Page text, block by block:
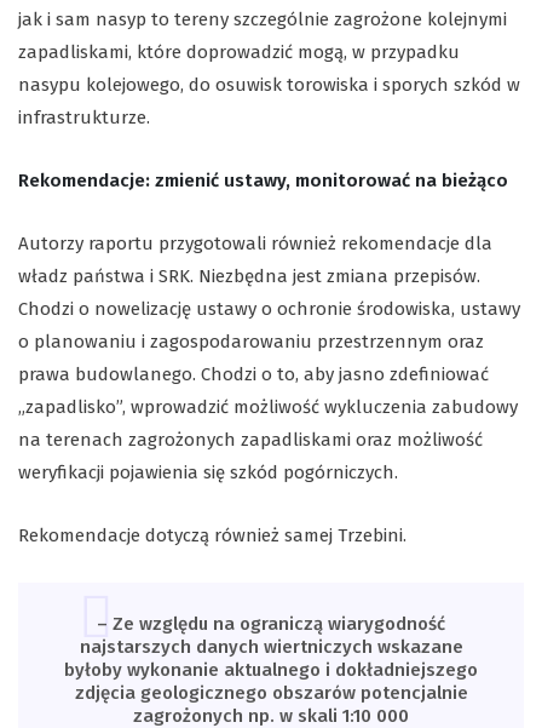
jak i sam nasyp to tereny szczególnie zagrożone kolejnymi
zapadliskami, które doprowadzić mogą, w przypadku
nasypu kolejowego, do osuwisk torowiska i sporych szkód w
infrastrukturze.
Rekomendacje: zmienić ustawy, monitorować na bieżąco
Autorzy raportu przygotowali również rekomendacje dla
władz państwa i SRK. Niezbędna jest zmiana przepisów.
Chodzi o nowelizację ustawy o ochronie środowiska, ustawy
o planowaniu i zagospodarowaniu przestrzennym oraz
prawa budowlanego. Chodzi o to, aby jasno zdefiniować
„zapadlisko”, wprowadzić możliwość wykluczenia zabudowy
na terenach zagrożonych zapadliskami oraz możliwość
weryfikacji pojawienia się szkód pogórniczych.
Rekomendacje dotyczą również samej Trzebini.
– Ze względu na ograniczą wiarygodność
najstarszych danych wiertniczych wskazane
byłoby wykonanie aktualnego i dokładniejszego
zdjęcia geologicznego obszarów potencjalnie
zagrożonych np. w skali 1:10 000